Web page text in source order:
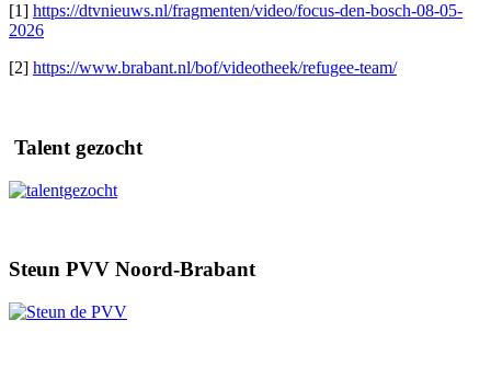
[1] https://dtvnieuws.nl/fragmenten/video/focus-den-bosch-08-05-
2026
[2] https://www.brabant.nl/bof/videotheek/refugee-team/
Talent gezocht
Steun PVV Noord-Brabant